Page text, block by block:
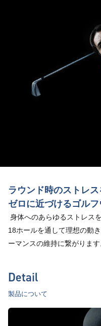
ラウンド時のストレス
ゼロに近づけるゴル
身体へのあらゆるストレス
18ホールを通して理想の動
ーマンスの維持に繋がります
Detail
製品について